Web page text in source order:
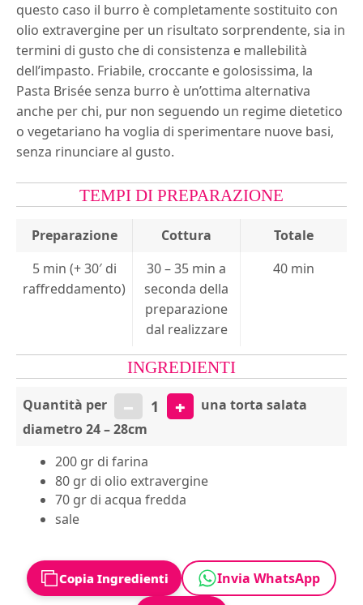
questo caso il burro è completamente sostituito con
olio extravergine per un risultato sorprendente, sia in
termini di gusto che di consistenza e mallebilità
dell’impasto. Friabile, croccante e golosissima, la
Pasta Brisée senza burro è un’ottima alternativa
anche per chi, pur non seguendo un regime dietetico
o vegetariano ha voglia di sperimentare nuove basi,
senza rinunciare al gusto.
TEMPI DI PREPARAZIONE
Preparazione Cottura
Totale
5 min (+ 30′ di
raffreddamento)
30 – 35 min a
seconda della
preparazione
dal realizzare
40 min
INGREDIENTI
Quantità per − 1 +
una torta salata
diametro 24 – 28cm
200 gr di farina
80 gr di olio extravergine
70 gr di acqua fredda
sale
Copia Ingredienti Invia WhatsApp